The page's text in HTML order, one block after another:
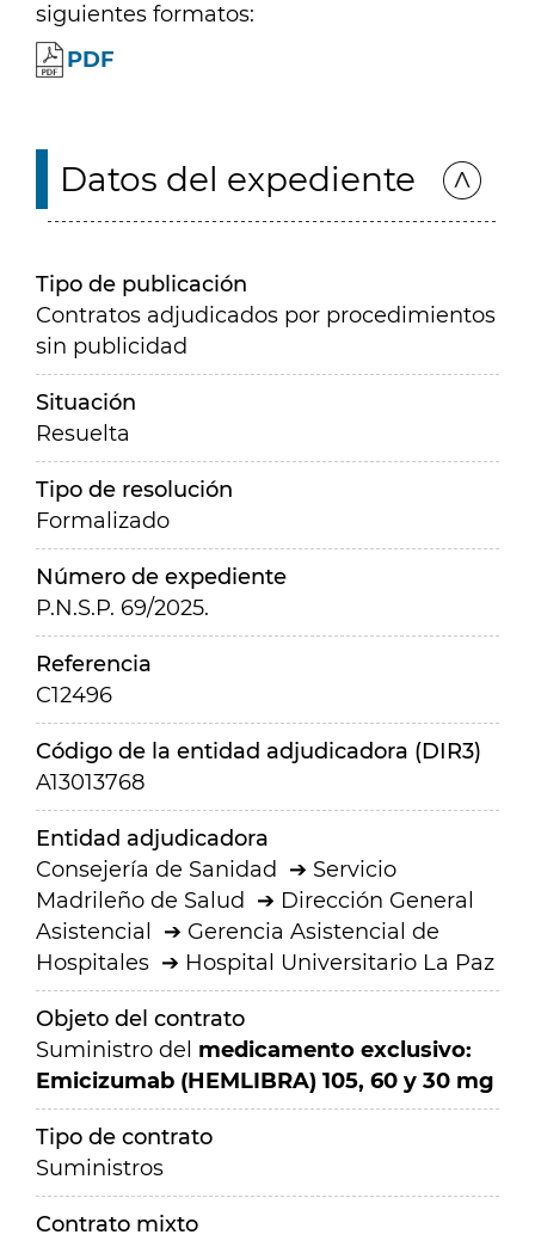
siguientes formatos:
PDF
Datos del expediente
Tipo de publicación
Contratos adjudicados por procedimientos
sin publicidad
Situación
Resuelta
Tipo de resolución
Formalizado
Número de expediente
P.N.S.P. 69/2025.
Referencia
C12496
Código de la entidad adjudicadora (DIR3)
A13013768
Entidad adjudicadora
Consejería de Sanidad
Servicio
Madrileño de Salud
Dirección General
Asistencial
Gerencia Asistencial de
Hospitales
Hospital Universitario La Paz
Objeto del contrato
Suministro del medicamento exclusivo:
Emicizumab (HEMLIBRA) 105, 60 y 30 mg
Tipo de contrato
Suministros
Contrato mixto